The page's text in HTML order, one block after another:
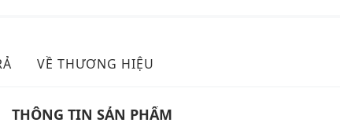
VỀ THƯƠNG HIỆU
THÔNG TIN SẢN PHẨM